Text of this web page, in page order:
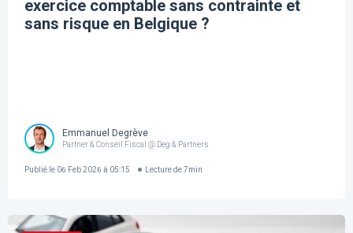
exercice comptable sans contrainte et
sans risque en Belgique ?
Emmanuel Degrève
Partner & Conseil Fiscal @ Deg & Partners
Publié le 06 Feb 2026 à 05:15 Lecture de 7min